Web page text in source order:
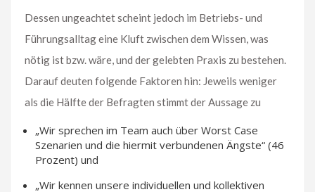
Dessen ungeachtet scheint jedoch im Betriebs- und
Führungsalltag eine Kluft zwischen dem Wissen, was
nötig ist bzw. wäre, und der gelebten Praxis zu bestehen.
Darauf deuten folgende Faktoren hin: Jeweils weniger
als die Hälfte der Befragten stimmt der Aussage zu
„Wir sprechen im Team auch über Worst Case
Szenarien und die hiermit verbundenen Ängste“ (46
Prozent) und
„Wir kennen unsere individuellen und kollektiven